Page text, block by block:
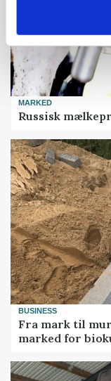
MARKED
Russisk
BUSINESS
Fra mark til
marked for